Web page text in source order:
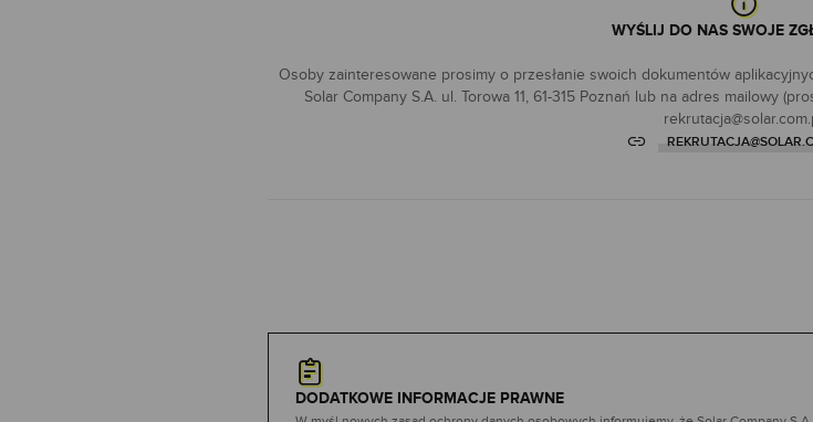
WYŚLIJ DO NAS SWOJE
Osoby zainteresowane prosimy o przesłanie swoich dokumentów
Solar Company S.A. ul. Torowa 11, 61-315 Poznań lub na adres mailowy
DODATKOWE INFORMACJE PRAWNE